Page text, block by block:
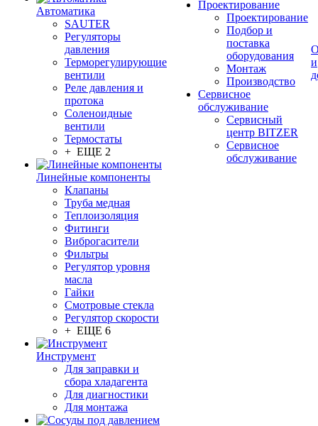
Автоматика
SAUTER
Регуляторы
давления
Терморегулирующие
вентили
Реле давления и
протока
Соленоидные
вентили
Термостаты
+ ЕЩЕ 2
Линейные компоненты
Клапаны
Труба медная
Теплоизоляция
Фитинги
Виброгасители
Фильтры
Регулятор уровня
масла
Гайки
Смотровые стекла
Регулятор скорости
+ ЕЩЕ 6
Инструмент
Для заправки и
сбора хладагента
Для диагностики
Для монтажа
Проектирование
Проектирование
Подбор и
поставка
оборудования
Монтаж
Производство
Сервисное
обслуживание
Сервисный
центр BITZER
Сервисное
обслуживание
и